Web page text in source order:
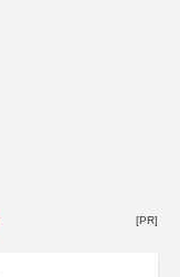
[PR]